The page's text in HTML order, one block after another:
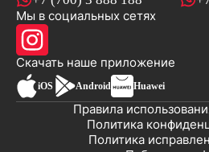
Мы в социальных сетях
Скачать наше приложение
iOS Android Huawei
Политика
Политика
Правила